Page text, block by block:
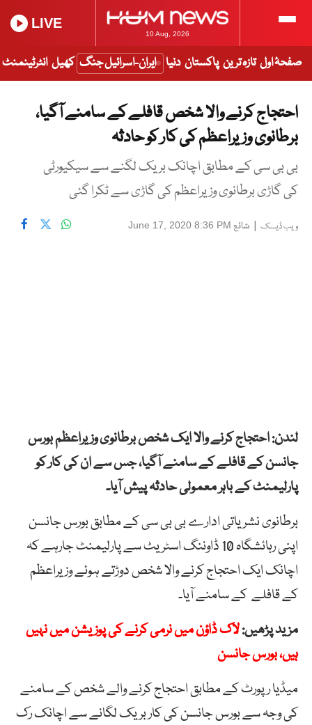
10 Aug, 2026
LIVE
صفحۂ اول تازہ ترین پاکستان دنیا ایران-اسرائیل جنگ کھیل انٹرٹینمنٹ
احتجاج کرنے والا شخص قافلے کے سامنے آگیا،
برطانوی وزیراعظم کی کار کو حادثہ
بی بی سی کے مطابق اچانک بریک لگنے سے سیکیورٹی
کی گاڑی برطانوی وزیراعظم کی گاڑی سے ٹکرا گئی
ویب ڈیسک | شائع June 17, 2020 8:36 PM
لندن: احتجاج کرنے والا ایک شخص برطانوی وزیراعظم بورس
جانسن کے قافلے کے سامنے آگیا، جس سے ان کی کار کو
پارلیمنٹ کے باہر معمولی حادثہ پیش آیا۔
برطانوی نشریاتی ادارے بی بی سی کے مطابق بورس جانسن
اپنی رہائشگاہ 10 ڈاوننگ اسٹریٹ سے پارلیمنٹ جارہے کہ
اچانک ایک احتجاج کرنے والا شخص دوڑتے ہوئے وزیراعظم
کے قافلے کے سامنے آیا۔
مزید پڑھیں:لاک ڈاؤن میں نرمی کرنے کی پوزیشن میں نہیں
ہیں، بورس جانسن
میڈیا رپورٹ کے مطابق احتجاج کرنے والے شخص کے سامنے
کی وجہ سے بورس جانسن کی کار بریک لگانے سے اچانک رک